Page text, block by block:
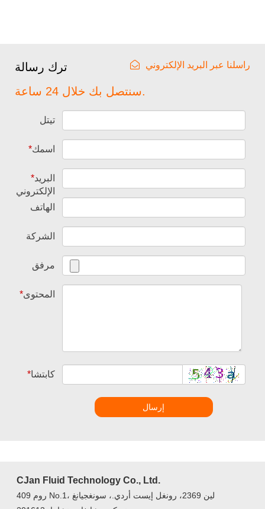
ترك رسالة راسلنا عبر البريد الإلكتروني
سنتصل بك خلال 24 ساعة.
تيتل
*اسمك
*البريد
الإلكتروني
الهاتف
الشركة
مرفق
*المحتوى
*كابتشا
إرسال
CJan Fluid Technology Co., Ltd.
روم 409 No.1، لين 2369، رونغل إيست أردي.، سونغجيانغ